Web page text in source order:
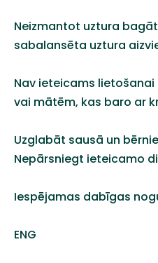
Neizmantot uztura
sabalansēta uztura
Nav ieteicams
vai mātēm, kas baro ar
Uzglabāt sausā un
Nepārsniegt ieteicamo
Iespējamas dabīgas
ENG